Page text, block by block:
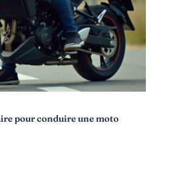
pour conduire une moto